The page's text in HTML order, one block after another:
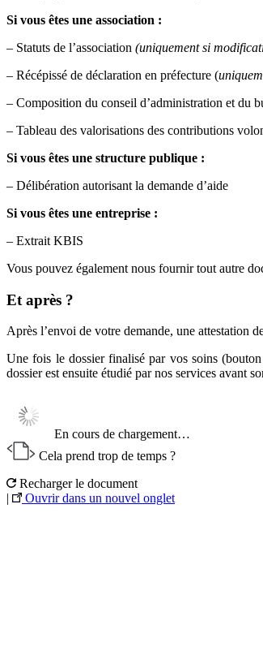
Si vous êtes une association :
– Statuts de l’association (uniquement si
– Récépissé de déclaration en préfecture (
– Composition du conseil d’administration et du
– Tableau des valorisations des contributions
Si vous êtes une structure publique :
– Délibération autorisant la demande d’aide
Si vous êtes une entreprise :
– Extrait KBIS
Vous pouvez également nous fournir tout autre
Et après ?
Après l’envoi de votre demande, une attestation
Une fois le dossier finalisé par vos soins
dossier est ensuite étudié par nos services avant
En cours de chargement…
Cela prend trop de temps ?
Recharger le document
|
Ouvrir dans un nouvel onglet